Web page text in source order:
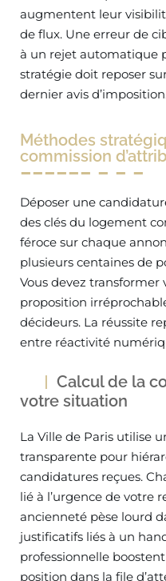
augmentent leur
de flux. Une erreur de
à un rejet automatique
stratégie doit reposer
dernier avis
Méthodes
commission
Déposer une
des clés du logement
féroce sur chaque
plusieurs centaines de
Vous devez transformer
proposition
décideurs. La réussite
entre réactivité
Calcul de la
votre situation
La Ville de Paris utilise
transparente pour
candidatures reçues.
lié à l’urgence de votre
ancienneté pèse lourd
justificatifs liés à un
professionnelle
position dans la file